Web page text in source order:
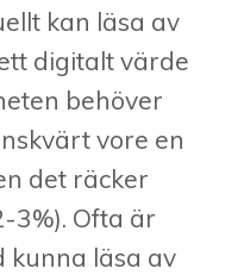
kan läsa av
digitalt värde
behöver
vore en
det räcker
3%). Ofta är
kunna läsa av